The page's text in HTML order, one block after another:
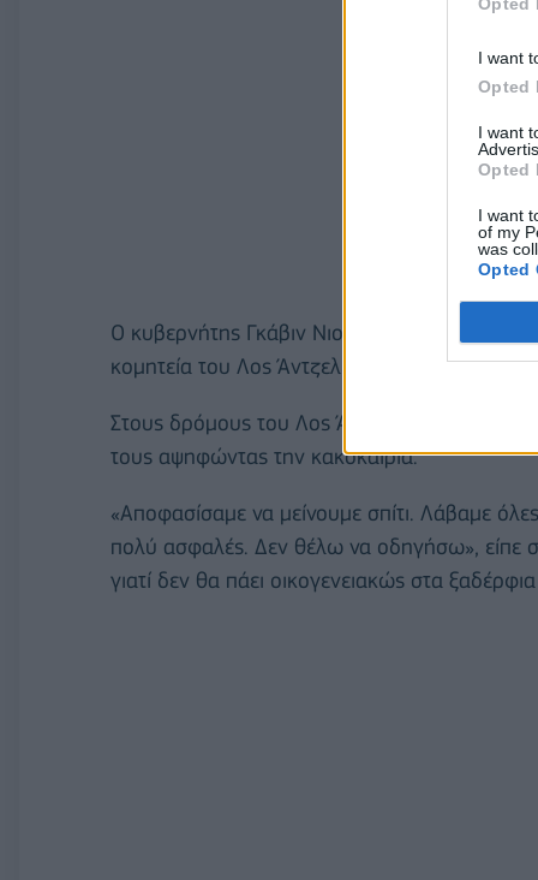
I want
Opted
I want
Opted
I want
of my
was
Opted
Ο κυβερνήτης Γκάβιν Νιούσομ ανακοίνωσε
κομητεία του Λος Άντζελες και σε άλλες
Στους δρόμους του Λος Άντζελες, όσοι
τους αψηφώντας την κακοκαιρία.
«Αποφασίσαμε να μείνουμε σπίτι. Λάβαμε
πολύ ασφαλές. Δεν θέλω να οδηγήσω», είπε
γιατί δεν θα πάει οικογενειακώς στα